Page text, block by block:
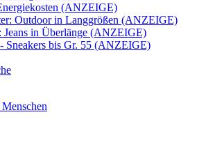
(ANZEIGE)
Outdoor in Langgrößen (ANZEIGE)
Jeans in Überlänge (ANZEIGE)
Sneakers bis Gr. 55 (ANZEIGE)